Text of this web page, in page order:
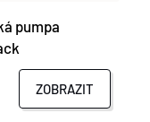
pumpa
ZOBRAZIT